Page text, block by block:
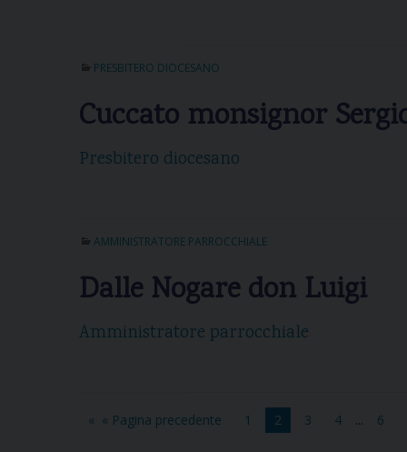
PRESBITERO DIOCESANO
Cuccato monsignor
Presbitero diocesano
AMMINISTRATORE PARROCCHIALE
Dalle Nogare don Luigi
Amministratore parrocchiale
« Pagina precedente 1 2 3 4 ... 6